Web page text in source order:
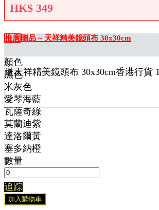
HK$ 349
推廣贈品 ~ 天祥精美鏡頭布 30x30cm
送天祥精美鏡頭布 30x30cm香港行貨 1
顏色
黑色
米灰色
愛琴海藍
瓦薩奇綠
莫蘭迪紫
達洛爾黃
塞多納橙
數量
追踪
加入購物車